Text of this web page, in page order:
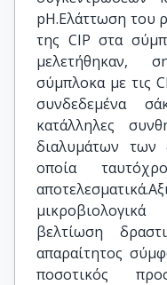
pH.Ελάττωση του
της CIP στα
μελετήθηκαν,
σύμπλοκα με τις
συνδεδεμένα
κατάλληλες
διαλυμάτων των
οποία
βελτίωση
απαραίτητος
ποσοτικός